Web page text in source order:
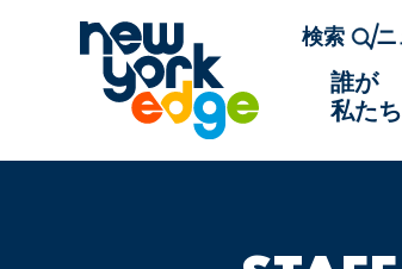
メインコンテンツへスキップ
検索
誰が
私た